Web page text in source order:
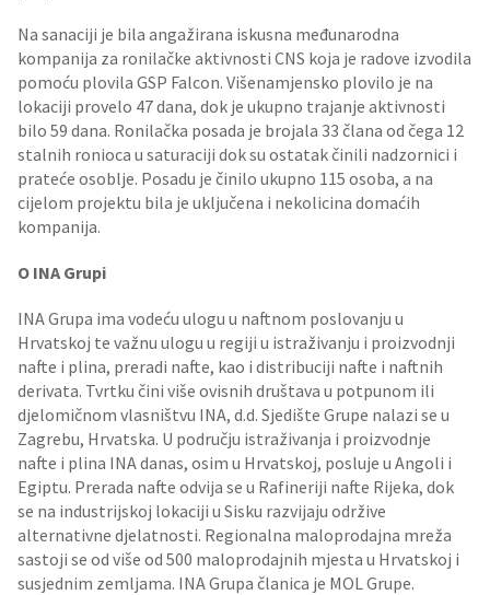
Na sanaciji je bila angažirana iskusna međunarodna
kompanija za ronilačke aktivnosti CNS koja je radove izvodila
pomoću plovila GSP Falcon. Višenamjensko plovilo je na
lokaciji provelo 47 dana, dok je ukupno trajanje aktivnosti
bilo 59 dana. Ronilačka posada je brojala 33 člana od čega 12
stalnih ronioca u saturaciji dok su ostatak činili nadzornici i
prateće osoblje. Posadu je činilo ukupno 115 osoba, a na
cijelom projektu bila je uključena i nekolicina domaćih
kompanija.
O INA Grupi
INA Grupa ima vodeću ulogu u naftnom poslovanju u
Hrvatskoj te važnu ulogu u regiji u istraživanju i proizvodnji
nafte i plina, preradi nafte, kao i distribuciji nafte i naftnih
derivata. Tvrtku čini više ovisnih društava u potpunom ili
djelomičnom vlasništvu INA, d.d. Sjedište Grupe nalazi se u
Zagrebu, Hrvatska. U području istraživanja i proizvodnje
nafte i plina INA danas, osim u Hrvatskoj, posluje u Angoli i
Egiptu. Prerada nafte odvija se u Rafineriji nafte Rijeka, dok
se na industrijskoj lokaciji u Sisku razvijaju održive
alternativne djelatnosti. Regionalna maloprodajna mreža
sastoji se od više od 500 maloprodajnih mjesta u Hrvatskoj i
susjednim zemljama. INA Grupa članica je MOL Grupe.